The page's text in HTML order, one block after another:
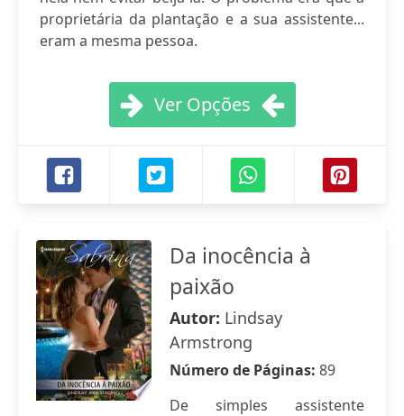
proprietária da plantação e a sua assistente...
eram a mesma pessoa.
Ver Opções
Da inocência à
paixão
Autor: Lindsay
Armstrong
Número de Páginas: 89
De simples assistente